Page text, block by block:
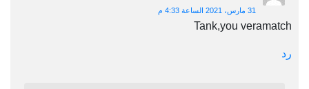
31 مارس، 2021 الساعة 4:33 م
Tank,you veramatch
رد